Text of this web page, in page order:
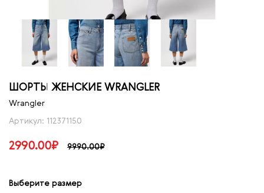
ШОРТЫ ЖЕНСКИЕ WRANGLER
Wrangler
Артикул: 112371150
2990.00₽ 9990.00₽
Выберите размер